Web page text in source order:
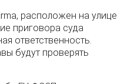
расположен на улице
приговора суда
ответственность.
будут проверять